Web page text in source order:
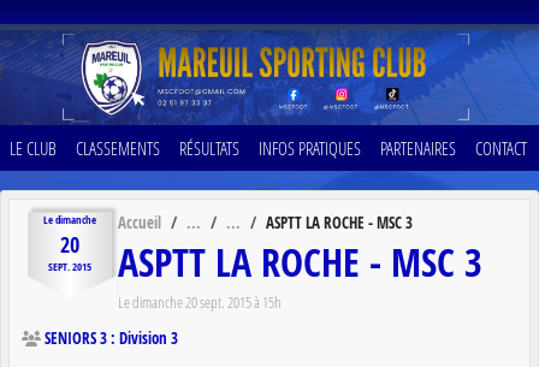
LE CLUB CLASSEMENTS RÉSULTATS INFOS PRATIQUES PARTENAIRES CONTACT
Ledimanche
20
SEPT.2015
Accueil ASPTT LA ROCHE - MSC 3
ASPTT LA ROCHE - MSC 3
Ledimanche20sept. 2015à 15h
SENIORS 3 : Division 3